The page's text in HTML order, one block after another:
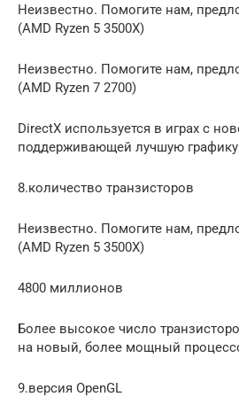
Неизвестно. Помогите нам,
(AMD Ryzen 5 3500X)
Неизвестно. Помогите нам,
(AMD Ryzen 7 2700)
DirectX используется в играх с
поддерживающей лучшую
8.количество транзисторов
Неизвестно. Помогите нам,
(AMD Ryzen 5 3500X)
4800 миллионов
Более высокое число
на новый, более мощный
9.версия OpenGL